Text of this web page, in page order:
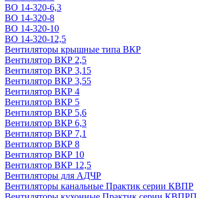
ВО 14-320-6,3
ВО 14-320-8
ВО 14-320-10
ВО 14-320-12,5
Вентиляторы крышные типа ВКР
Вентилятор ВКР 2,5
Вентилятор ВКР 3,15
Вентилятор ВКР 3,55
Вентилятор ВКР 4
Вентилятор ВКР 5
Вентилятор ВКР 5,6
Вентилятор ВКР 6,3
Вентилятор ВКР 7,1
Вентилятор ВКР 8
Вентилятор ВКР 10
Вентилятор ВКР 12,5
Вентиляторы для АДЧР
Вентиляторы канальные Практик серии КВПР